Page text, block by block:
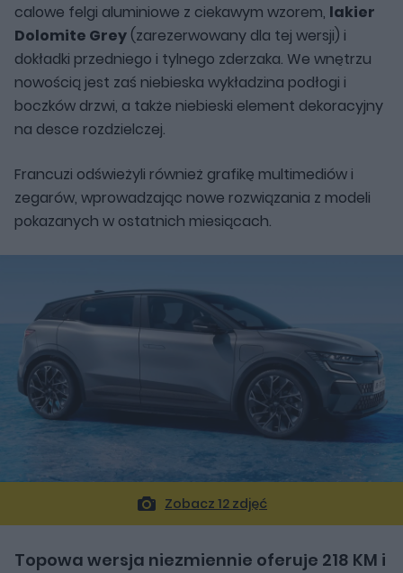
calowe felgi aluminiowe z ciekawym wzorem, lakier
Dolomite Grey (zarezerwowany dla tej wersji) i
dokładki przedniego i tylnego zderzaka. We wnętrzu
nowością jest zaś niebieska wykładzina podłogi i
boczków drzwi, a także niebieski element dekoracyjny
na desce rozdzielczej.
Francuzi odświeżyli również grafikę multimediów i
zegarów, wprowadzając nowe rozwiązania z modeli
pokazanych w ostatnich miesiącach.
Zobacz 12 zdjęć
Topowa wersja niezmiennie oferuje 218 KM i